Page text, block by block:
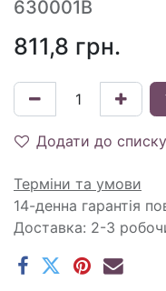
630001B
811,8 грн.
Додати до
Терміни та умови
14-денна гарантія
Доставка: 2-3